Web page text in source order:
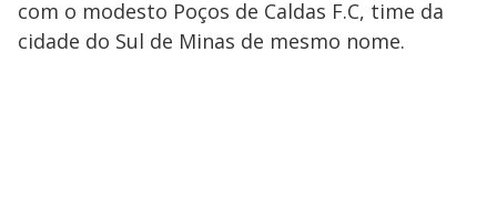
com o modesto Poços de Caldas F.C, time da
cidade do Sul de Minas de mesmo nome.